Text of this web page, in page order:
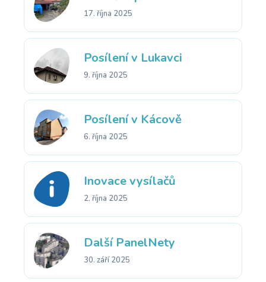
17. října 2025
Posílení v Lukavci
9. října 2025
Posílení v Kácově
6. října 2025
Inovace vysílačů
2. října 2025
Další PanelNety
30. září 2025